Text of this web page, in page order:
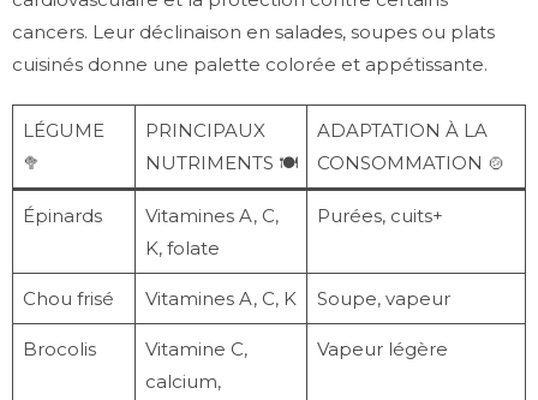
cancers. Leur déclinaison en salades, soupes ou plats
cuisinés donne une palette colorée et appétissante.
LÉGUME
🥦
PRINCIPAUX
NUTRIMENTS 🍽️
ADAPTATION À LA
CONSOMMATION 🍲
Épinards
Vitamines A, C,
K, folate
Purées, cuits+
Chou frisé Vitamines A, C, K Soupe, vapeur
Brocolis
Vitamine C,
calcium,
Vapeur légère